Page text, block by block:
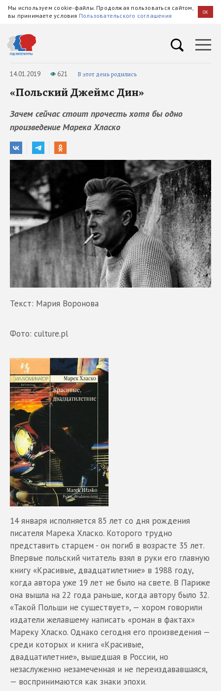
Мы используем cookie-файлы. Продолжая пользоваться сайтом,
вы принимаете условия Пользовательского соглашения OK
14.01.2019 621 В этот день родились
«Польский Джеймс Дин»
Зачем сейчас стоит прочесть хотя бы одно
произведение Марека Хласко
Текст: Мария Воронова
Фото: culture.pl
14 января исполняется 85 лет со дня рождения
писателя Марека Хласко. Которого трудно
представить старцем - он погиб в возрасте 35 лет.
Впервые польский читатель взял в руки его главную
книгу «Красивые, двадцатилетние» в 1988 году,
когда автора уже 19 лет не было на свете. В Париже
она вышла на 22 года раньше, когда автору было 32.
«Такой Польши не существует», — хором говорили
издатели желавшему написать «роман в фактах»
Мареку Хласко. Однако сегодня его произведения —
среди которых и книга «Красивые,
двадцатилетние», вышедшая в России, но
незаслуженно незамеченная и не переиздававшаяся,
— воспринимаются как знаки эпохи.